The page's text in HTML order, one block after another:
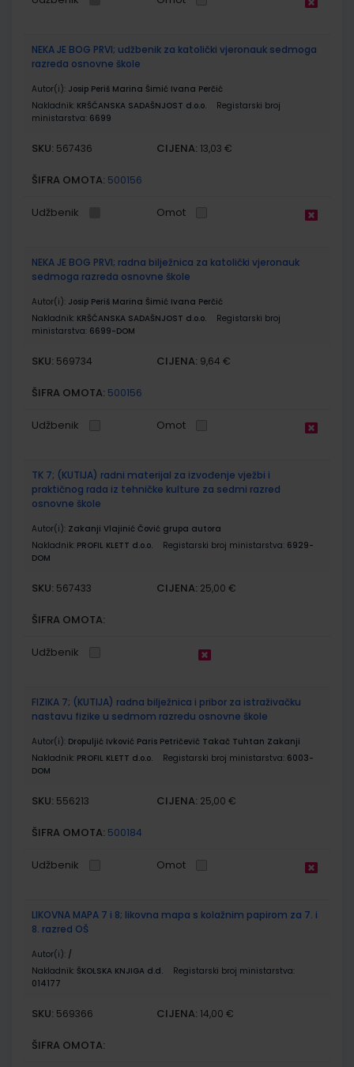
NEKA JE BOG PRVI; udžbenik za katolički vjeronauk sedmoga
razreda osnovne škole
Autor(i): Josip Periš Marina Šimić Ivana Perčić
Nakladnik: KRŠĆANSKA SADAŠNJOST d.o.o.
Registarski broj
ministarstva: 6699
SKU: 567436 CIJENA: 13,03 €
ŠIFRA OMOTA: 500156
Udžbenik Omot
NEKA JE BOG PRVI; radna bilježnica za katolički vjeronauk
sedmoga razreda osnovne škole
Autor(i): Josip Periš Marina Šimić Ivana Perčić
Nakladnik: KRŠĆANSKA SADAŠNJOST d.o.o.
Registarski broj
ministarstva: 6699-DOM
SKU: 569734 CIJENA: 9,64 €
ŠIFRA OMOTA: 500156
Udžbenik Omot
TK 7; (KUTIJA) radni materijal za izvođenje vježbi i
praktičnog rada iz tehničke kulture za sedmi razred
osnovne škole
Autor(i): Zakanji Vlajinić Čović grupa autora
Nakladnik: PROFIL KLETT d.o.o. Registarski broj ministarstva: 6929-
DOM
SKU: 567433 CIJENA: 25,00 €
ŠIFRA OMOTA:
Udžbenik
FIZIKA 7; (KUTIJA) radna bilježnica i pribor za istraživačku
nastavu fizike u sedmom razredu osnovne škole
Autor(i): Dropuljić Ivković Paris Petričević Takač Tuhtan Zakanji
Nakladnik: PROFIL KLETT d.o.o. Registarski broj ministarstva: 6003-
DOM
SKU: 556213 CIJENA: 25,00 €
ŠIFRA OMOTA: 500184
Udžbenik Omot
LIKOVNA MAPA 7 i 8; likovna mapa s kolažnim papirom za 7. i
8. razred OŠ
Autor(i): /
Nakladnik: ŠKOLSKA KNJIGA d.d.
Registarski broj ministarstva:
014177
SKU: 569366 CIJENA: 14,00 €
ŠIFRA OMOTA: